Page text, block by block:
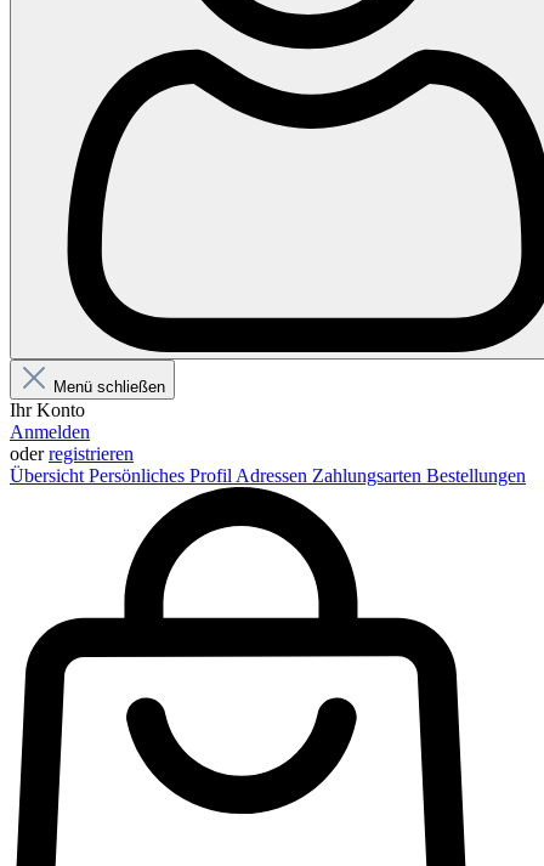
Menü schließen
Ihr Konto
Anmelden
oderregistrieren
Übersicht Persönliches Profil Adressen Zahlungsarten Bestellungen